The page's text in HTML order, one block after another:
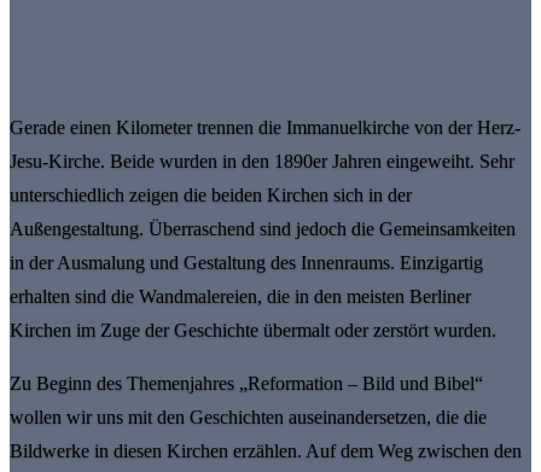
Gerade einen Kilometer trennen die Immanuelkirche von der Herz-
Jesu-Kirche. Beide wurden in den 1890er Jahren eingeweiht. Sehr
unterschiedlich zeigen die beiden Kirchen sich in der
Außengestaltung. Überraschend sind jedoch die Gemeinsamkeiten
in der Ausmalung und Gestaltung des Innenraums. Einzigartig
erhalten sind die Wandmalereien, die in den meisten Berliner
Kirchen im Zuge der Geschichte übermalt oder zerstört wurden.
Zu Beginn des Themenjahres „Reformation – Bild und Bibel“
wollen wir uns mit den Geschichten auseinandersetzen, die die
Bildwerke in diesen Kirchen erzählen. Auf dem Weg zwischen den